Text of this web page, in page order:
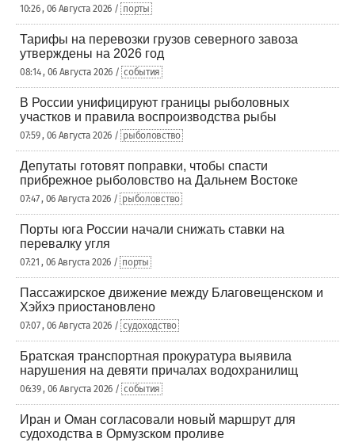
10:26 , 06 Августа 2026 / порты
Тарифы на перевозки грузов северного завоза
утверждены на 2026 год
08:14 , 06 Августа 2026 / события
В России унифицируют границы рыболовных
участков и правила воспроизводства рыбы
07:59 , 06 Августа 2026 / рыболовство
Депутаты готовят поправки, чтобы спасти
прибрежное рыболовство на Дальнем Востоке
07:47 , 06 Августа 2026 / рыболовство
Порты юга России начали снижать ставки на
перевалку угля
07:21 , 06 Августа 2026 / порты
Пассажирское движение между Благовещенском и
Хэйхэ приостановлено
07:07 , 06 Августа 2026 / судоходство
Братская транспортная прокуратура выявила
нарушения на девяти причалах водохранилищ
06:39 , 06 Августа 2026 / события
Иран и Оман согласовали новый маршрут для
судоходства в Ормузском проливе